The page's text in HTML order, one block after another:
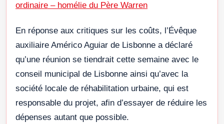
ordinaire – homélie du Père Warren
En réponse aux critiques sur les coûts, l’Évêque
auxiliaire Américo Aguiar de Lisbonne a déclaré
qu’une réunion se tiendrait cette semaine avec le
conseil municipal de Lisbonne ainsi qu’avec la
société locale de réhabilitation urbaine, qui est
responsable du projet, afin d’essayer de réduire les
dépenses autant que possible.